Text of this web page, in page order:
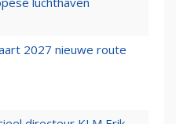
2027 nieuwe route